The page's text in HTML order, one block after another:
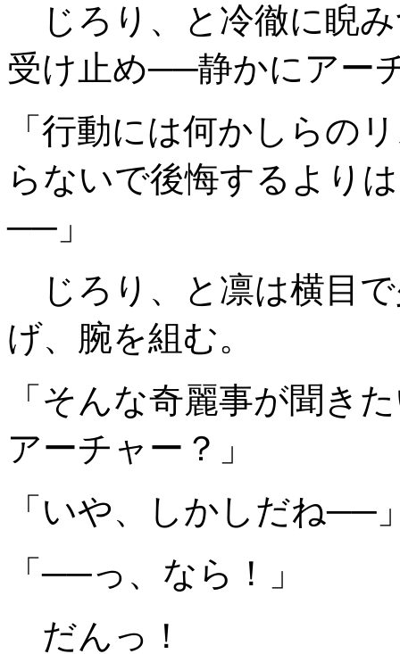
じろり、と冷徹に睨
受け止め──静かにアー
「行動には何かしらの
らないで後悔するより
──」
じろり、と凛は横目
げ、腕を組む。
「そんな奇麗事が聞き
アーチャー？」
「いや、しかしだね──
「──っ、なら！」
だんっ！